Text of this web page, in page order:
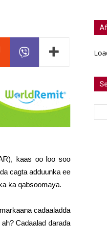
kaas oo loo soo
cagta adduunka ee
ka qabsoomaya.
cadaaladda
Cadaalad darada